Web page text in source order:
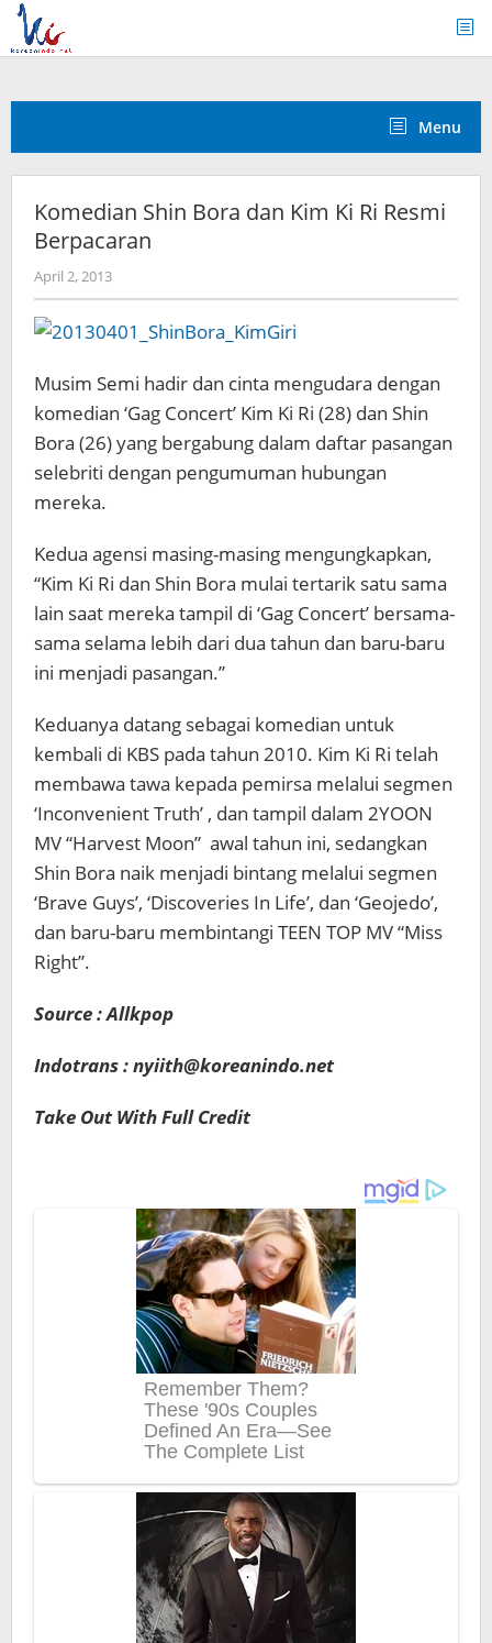
Skip
content
Menu
Komedian Shin Bora dan Kim Ki Ri Resmi
Berpacaran
April 2, 2013by
Koreanindo
Musim Semi hadir dan cinta mengudara dengan
komedian ‘Gag Concert’ Kim Ki Ri (28) dan Shin
Bora (26) yang bergabung dalam daftar pasangan
selebriti dengan pengumuman hubungan
mereka.
Kedua agensi masing-masing mengungkapkan,
“Kim Ki Ri dan Shin Bora mulai tertarik satu sama
lain saat mereka tampil di ‘Gag Concert’ bersama-
sama selama lebih dari dua tahun dan baru-baru
ini menjadi pasangan.”
Keduanya datang sebagai komedian untuk
kembali di KBS pada tahun 2010. Kim Ki Ri telah
membawa tawa kepada pemirsa melalui segmen
‘Inconvenient Truth’ , dan tampil dalam 2YOON
MV “Harvest Moon” awal tahun ini, sedangkan
Shin Bora naik menjadi bintang melalui segmen
‘Brave Guys’, ‘Discoveries In Life’, dan ‘Geojedo’,
dan baru-baru membintangi TEEN TOP MV “Miss
Right”.
Source : Allkpop
Indotrans : nyiith@koreanindo.net
Take Out With Full Credit